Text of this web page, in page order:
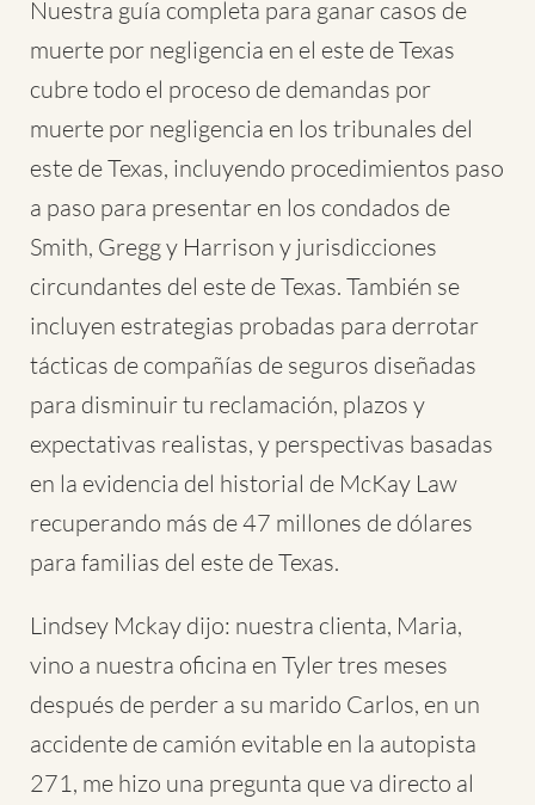
Nuestra guía completa para ganar casos de
muerte por negligencia en el este de Texas
cubre todo el proceso de demandas por
muerte por negligencia en los tribunales del
este de Texas, incluyendo procedimientos paso
a paso para presentar en los condados de
Smith, Gregg y Harrison y jurisdicciones
circundantes del este de Texas. También se
incluyen estrategias probadas para derrotar
tácticas de compañías de seguros diseñadas
para disminuir tu reclamación, plazos y
expectativas realistas, y perspectivas basadas
en la evidencia del historial de McKay Law
recuperando más de 47 millones de dólares
para familias del este de Texas.
Lindsey Mckay dijo: nuestra clienta, Maria,
vino a nuestra oficina en Tyler tres meses
después de perder a su marido Carlos, en un
accidente de camión evitable en la autopista
271, me hizo una pregunta que va directo al